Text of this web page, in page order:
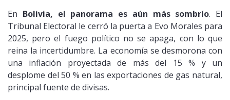
En Bolivia, el panorama es aún más sombrío. El
Tribunal Electoral le cerró la puerta a Evo Morales para
2025, pero el fuego político no se apaga, con lo que
reina la incertidumbre. La economía se desmorona con
una inflación proyectada de más del 15 % y un
desplome del 50 % en las exportaciones de gas natural,
principal fuente de divisas.